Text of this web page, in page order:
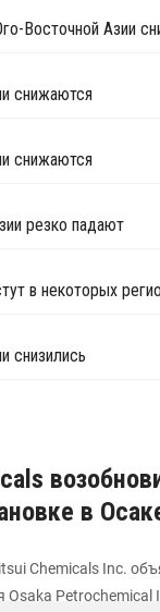
Восточной Азии
снижаются
снижаются
резко падают
в некоторых
снизились
в
Chemicals Inc.
Osaka Petrochemical